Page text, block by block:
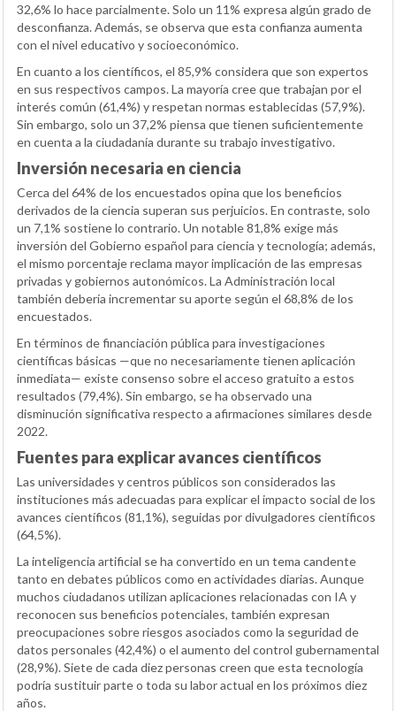
32,6% lo hace parcialmente. Solo un 11% expresa algún grado de
desconfianza. Además, se observa que esta confianza aumenta
con el nivel educativo y socioeconómico.
En cuanto a los científicos, el 85,9% considera que son expertos
en sus respectivos campos. La mayoría cree que trabajan por el
interés común (61,4%) y respetan normas establecidas (57,9%).
Sin embargo, solo un 37,2% piensa que tienen suficientemente
en cuenta a la ciudadanía durante su trabajo investigativo.
Inversión necesaria en ciencia
Cerca del 64% de los encuestados opina que los beneficios
derivados de la ciencia superan sus perjuicios. En contraste, solo
un 7,1% sostiene lo contrario. Un notable 81,8% exige más
inversión del Gobierno español para ciencia y tecnología; además,
el mismo porcentaje reclama mayor implicación de las empresas
privadas y gobiernos autonómicos. La Administración local
también debería incrementar su aporte según el 68,8% de los
encuestados.
En términos de financiación pública para investigaciones
científicas básicas —que no necesariamente tienen aplicación
inmediata— existe consenso sobre el acceso gratuito a estos
resultados (79,4%). Sin embargo, se ha observado una
disminución significativa respecto a afirmaciones similares desde
2022.
Fuentes para explicar avances científicos
Las universidades y centros públicos son considerados las
instituciones más adecuadas para explicar el impacto social de los
avances científicos (81,1%), seguidas por divulgadores científicos
(64,5%).
La inteligencia artificial se ha convertido en un tema candente
tanto en debates públicos como en actividades diarias. Aunque
muchos ciudadanos utilizan aplicaciones relacionadas con IA y
reconocen sus beneficios potenciales, también expresan
preocupaciones sobre riesgos asociados como la seguridad de
datos personales (42,4%) o el aumento del control gubernamental
(28,9%). Siete de cada diez personas creen que esta tecnología
podría sustituir parte o toda su labor actual en los próximos diez
años.